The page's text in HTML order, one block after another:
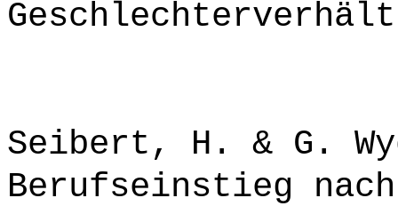
Seibert, H. & G.
Berufseinstieg